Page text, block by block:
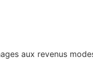
aux revenus